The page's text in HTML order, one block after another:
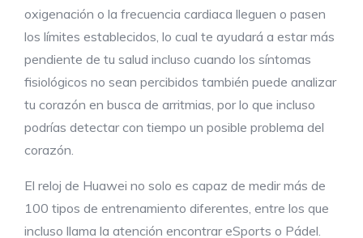
oxigenación o la frecuencia cardiaca lleguen o pasen
los límites establecidos, lo cual te ayudará a estar más
pendiente de tu salud incluso cuando los síntomas
fisiológicos no sean percibidos también puede analizar
tu corazón en busca de arritmias, por lo que incluso
podrías detectar con tiempo un posible problema del
corazón.
El reloj de Huawei no solo es capaz de medir más de
100 tipos de entrenamiento diferentes, entre los que
incluso llama la atención encontrar eSports o Pádel.